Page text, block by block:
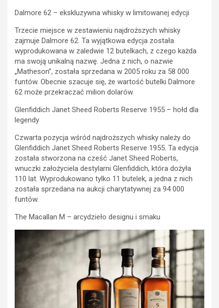
Dalmore 62 – ekskluzywna whisky w limitowanej edycji
Trzecie miejsce w zestawieniu najdroższych whisky
zajmuje Dalmore 62. Ta wyjątkowa edycja została
wyprodukowana w zaledwie 12 butelkach, z czego każda
ma swoją unikalną nazwę. Jedna z nich, o nazwie
„Matheson”, została sprzedana w 2005 roku za 58 000
funtów. Obecnie szacuje się, że wartość butelki Dalmore
62 może przekraczać milion dolarów.
Glenfiddich Janet Sheed Roberts Reserve 1955 – hołd dla
legendy
Czwarta pozycja wśród najdroższych whisky należy do
Glenfiddich Janet Sheed Roberts Reserve 1955. Ta edycja
została stworzona na cześć Janet Sheed Roberts,
wnuczki założyciela destylarni Glenfiddich, która dożyła
110 lat. Wyprodukowano tylko 11 butelek, a jedna z nich
została sprzedana na aukcji charytatywnej za 94 000
funtów.
The Macallan M – arcydzieło designu i smaku